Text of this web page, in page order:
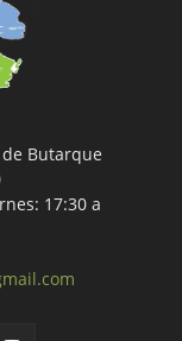
Butarque
17:30 a